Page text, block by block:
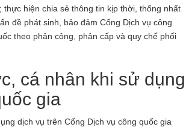
hiện chia sẻ thông tin kịp thời, thống nhất
đề phát sinh, bảo đảm Cổng Dịch vụ công
theo phân công, phân cấp và quy chế phối
cá nhân khi sử dụng
gia
dịch vụ trên Cổng Dịch vụ công quốc gia